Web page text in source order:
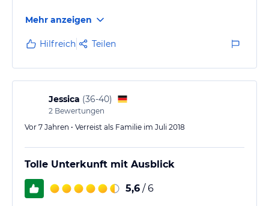
Mehr anzeigen
Hilfreich Teilen
Jessica (36-40)
2 Bewertungen
Vor 7 Jahren • Verreist als Familie im Juli 2018
Tolle Unterkunft mit Ausblick
5,6 / 6